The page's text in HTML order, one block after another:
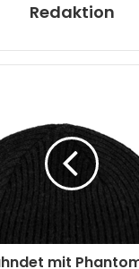
Redaktion
mit